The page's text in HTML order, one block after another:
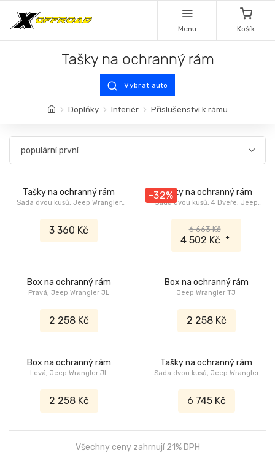
Menu Košík
Tašky na ochranný rám
Vybrat auto
Doplňky Interiér Příslušenství k rámu
Tašky na ochranný rám
Sada dvou kusů, Jeep Wrangler
3 360 Kč
-32%Tašky na ochranný rám
Sada dvou kusů, 4 Dveře, Jeep
6 663 Kč
4 502 Kč *
Box na ochranný rám
Pravá, Jeep Wrangler JL
2 258 Kč
Box na ochranný rám
Jeep Wrangler TJ
2 258 Kč
Box na ochranný rám
Levá, Jeep Wrangler JL
2 258 Kč
Tašky na ochranný rám
Sada dvou kusů, Jeep Wrangler
6 745 Kč
Všechny ceny zahrnují 21% DPH